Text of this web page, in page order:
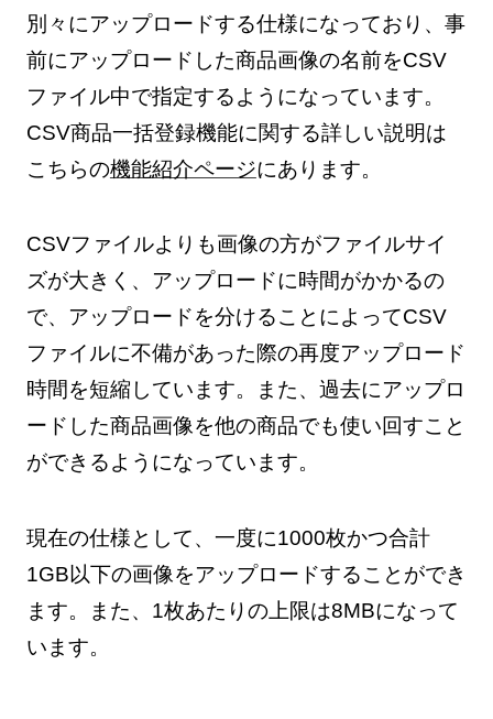
別々にアップロードする仕様になっており、事
前にアップロードした商品画像の名前をCSV
ファイル中で指定するようになっています。
CSV商品一括登録機能に関する詳しい説明は
こちらの機能紹介ページにあります。
CSVファイルよりも画像の方がファイルサイ
ズが大きく、アップロードに時間がかかるの
で、アップロードを分けることによってCSV
ファイルに不備があった際の再度アップロード
時間を短縮しています。また、過去にアップロ
ードした商品画像を他の商品でも使い回すこと
ができるようになっています。
現在の仕様として、一度に1000枚かつ合計
1GB以下の画像をアップロードすることができ
ます。また、1枚あたりの上限は8MBになって
います。